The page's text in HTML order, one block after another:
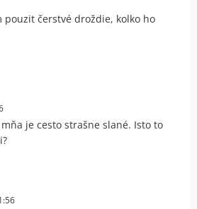
pouzit čerstvé droždie, kolko ho
je cesto strašne slané. Isto to